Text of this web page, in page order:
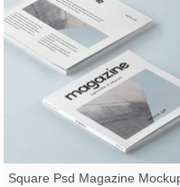
Square Psd Magazine